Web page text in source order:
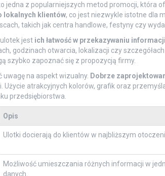
jedna z popularniejszych metod promocji, która
lokalnych klientów, co jest niezwykle istotne dla
takich jak centra handlowe, festyny czy
jest ich łatwość w przekazywaniu informacji
godzinach otwarcia, lokalizacji czy
szybko zapoznać się z propozycją firmy.
na aspekt wizualny. Dobrze
Użycie atrakcyjnych kolorów, grafik oraz
przedsiębiorstwa.
Opis
Ulotki docierają do klientów w najbliższym
Możliwość umieszczania różnych informacji w
danych.